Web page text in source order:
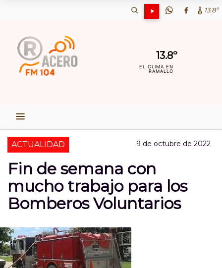
13.8º
13.8º
EL CLIMA EN
RAMALLO
ACTUALIDAD 9 de octubre de 2022
Fin de semana con
mucho trabajo para los
Bomberos Voluntarios